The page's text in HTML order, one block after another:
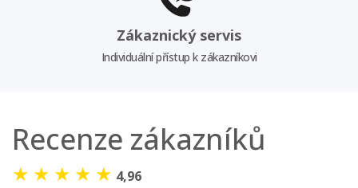
Zákaznický servis
Individuální přístup k zákazníkovi
Recenze zákazníků
★ ★ ★ ★ ★ 4,96